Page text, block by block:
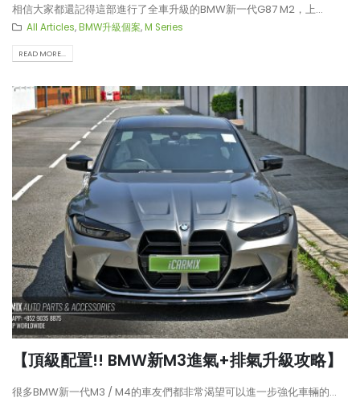
相信大家都還記得這部進行了全車升級的BMW新一代G87 M2，上...
All Articles,BMW升級個案,M Series
READ MORE...
【頂級配置!! BMW新M3進氣+排氣升級攻略】
很多BMW新一代M3 / M4的車友們都非常渴望可以進一步強化車輛的...